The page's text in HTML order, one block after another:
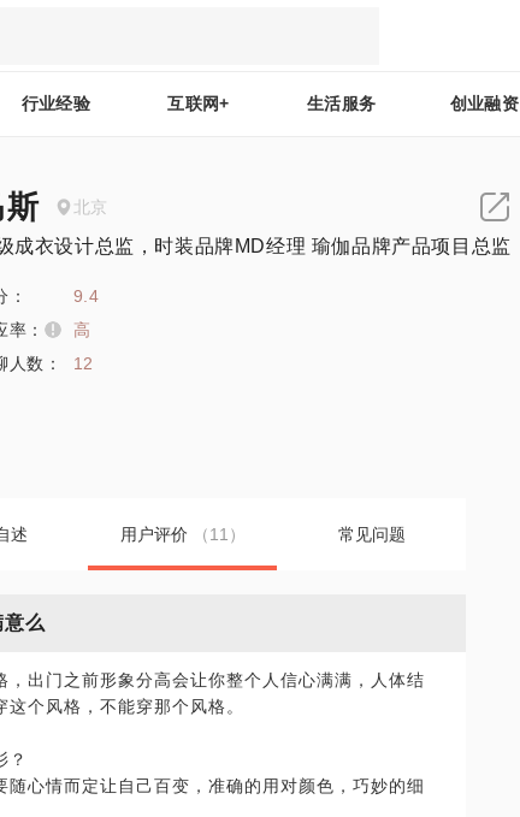
行业经验 互联网+ 生活服务 创业融资
斯 北京
成衣设计总监，时装品牌MD经理 瑜伽品牌产品项目总监
：
9.4
率：
高
人数：
12
述 用户评价 （11） 常见问题
么
出门之前形象分高会让你整个人信心满满，人体结
个风格，不能穿那个风格。
？
随心情而定让自己百变，准确的用对颜色，巧妙的细